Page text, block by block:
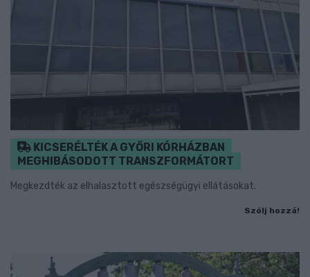
KICSERÉLTÉK A GYŐRI KÓRHÁZBAN
MEGHIBÁSODOTT TRANSZFORMÁTORT
Megkezdték az elhalasztott egészségügyi ellátásokat.
Szólj hozzá!